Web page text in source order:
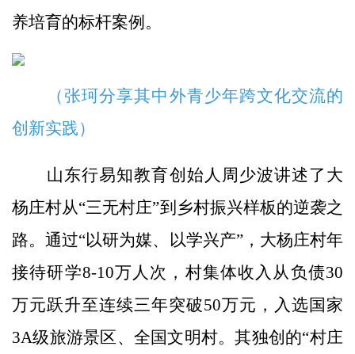
养培育的标杆案例。
（张珂分享其中外青少年跨文化交流的
创新实践）
山东行易知教育创始人周少波讲述了大
杨庄村从“三无村庄”到乡村振兴样板的逆袭之
路。通过“以研为媒、以学兴产”，大杨庄村年
接待研学8-10万人次，村集体收入从负债30
万元跃升至连续三年突破50万元，入选国家
3A级旅游景区、全国文明村。其独创的“村庄